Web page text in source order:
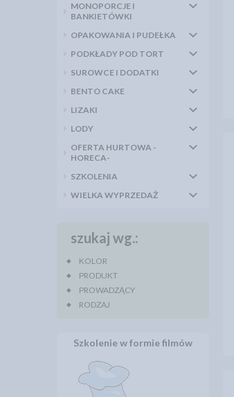
MONOPORCJE I
BANKIETÓWKI
OPAKOWANIA I PUDEŁKA
PODKŁADY POD TORT
SUROWCE I DODATKI
BENTO CAKE
LIZAKI
LODY
OFERTA HURTOWA -
HORECA-
SZKOLENIA
WIELKA WYPRZEDAŻ
szukaj wg.:
KOLOR
PRODUKT
PROWADZĄCY
RODZAJ
Szkolenie w formie filmów